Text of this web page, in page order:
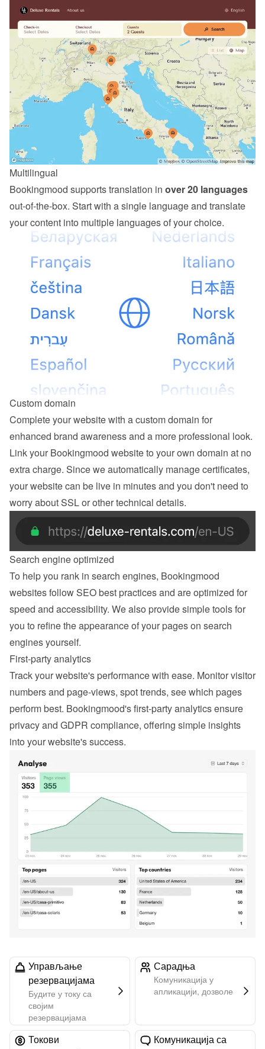
Multilingual
Bookingmood supports translation in over 20 languages
out-of-the-box. Start with a single language and translate
your content into multiple languages of your choice.
Custom domain
Complete your website with a custom domain for
enhanced brand awareness and a more professional look.
Link your Bookingmood website to your own domain at no
extra charge. Since we automatically manage certificates,
your website can be live in minutes and you don't need to
worry about SSL or other technical details.
Search engine optimized
To help you rank in search engines, Bookingmood
websites follow SEO best practices and are optimized for
speed and accessibility. We also provide simple tools for
you to refine the appearance of your pages on search
engines yourself.
First-party analytics
Track your website's performance with ease. Monitor visitor
numbers and page-views, spot trends, see which pages
perform best. Bookingmood's first-party analytics ensure
privacy and GDPR compliance, offering simple insights
into your website's success.
Управљање
резервацијама
Будите у току са
својим
резервацијама
Сарадња
Комуникација у
апликацији, дозволе
Токови
Комуникација са